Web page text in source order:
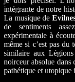
intégrante de notre
La musique de
de sentiments
expérimentale à
même si c’est pas du
similaire aux
noirceur absolue dans
pathétique et